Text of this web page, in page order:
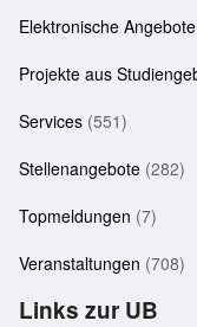
Elektronische Angebote
Projekte aus
Services (551)
Stellenangebote (282)
Topmeldungen (7)
Veranstaltungen (708)
Links zur UB